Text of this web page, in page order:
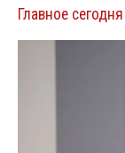
Главное сегодня